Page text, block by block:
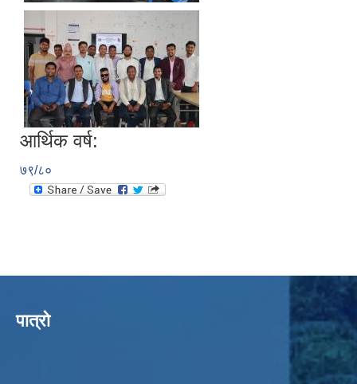
आर्थिक वर्ष:
७९/८०
पात्रो